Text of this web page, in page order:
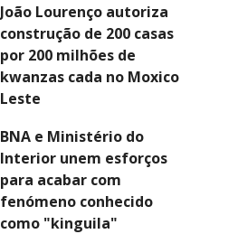
João Lourenço autoriza
construção de 200 casas
por 200 milhões de
kwanzas cada no Moxico
Leste
BNA e Ministério do
Interior unem esforços
para acabar com
fenómeno conhecido
como "kinguila"